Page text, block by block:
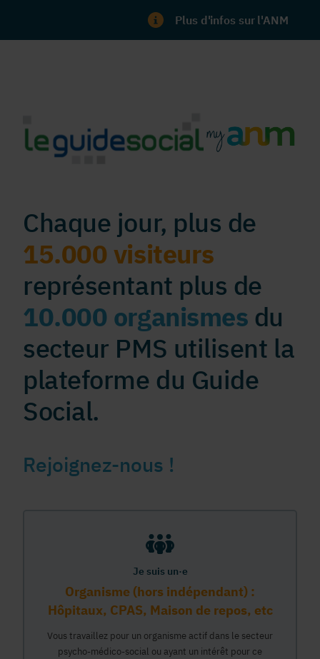
Plus d'infos sur l'ANM
Chaque jour, plus de
15.000 visiteurs
représentant plus de
10.000 organismes du
secteur PMS utilisent la
plateforme du Guide
Social.
Rejoignez-nous !
Je suis un·e
Organisme (hors indépendant) :
Hôpitaux, CPAS, Maison de repos, etc
Vous travaillez pour un organisme actif dans le secteur
psycho-médico-social ou ayant un intérêt pour ce